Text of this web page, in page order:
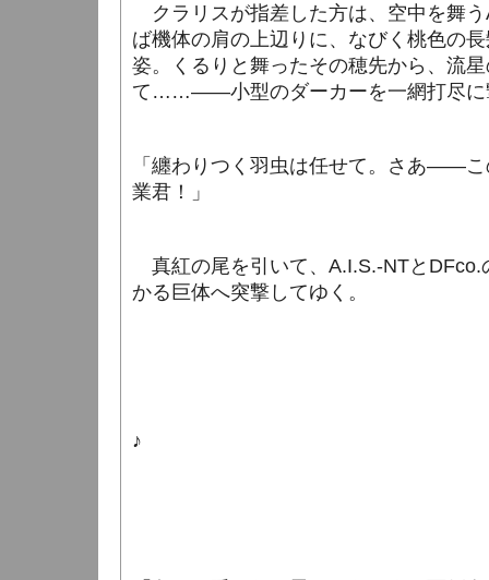
クラリスが指差した方は、空中を舞う
ば機体の肩の上辺りに、なびく桃色の
姿。くるりと舞ったその穂先から、流
て……――小型のダーカーを一網打尽に
「纏わりつく羽虫は任せて。さあ――
業君！」
真紅の尾を引いて、 A.I.S.-NTと DFco.
かる巨体へ突撃してゆく。
♪